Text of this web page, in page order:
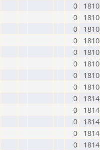
0
1810
0
1810
0
1810
0
1810
0
1810
0
1810
0
1810
0
1810
0
1814
0
1814
0
1814
0
1814
0
1814